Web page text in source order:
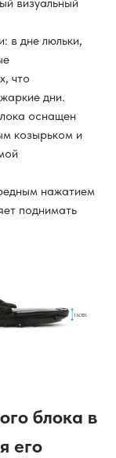
в дне люльки,
что
дни.
оснащен
козырьком и
нажатием
поднимать
блока в
его